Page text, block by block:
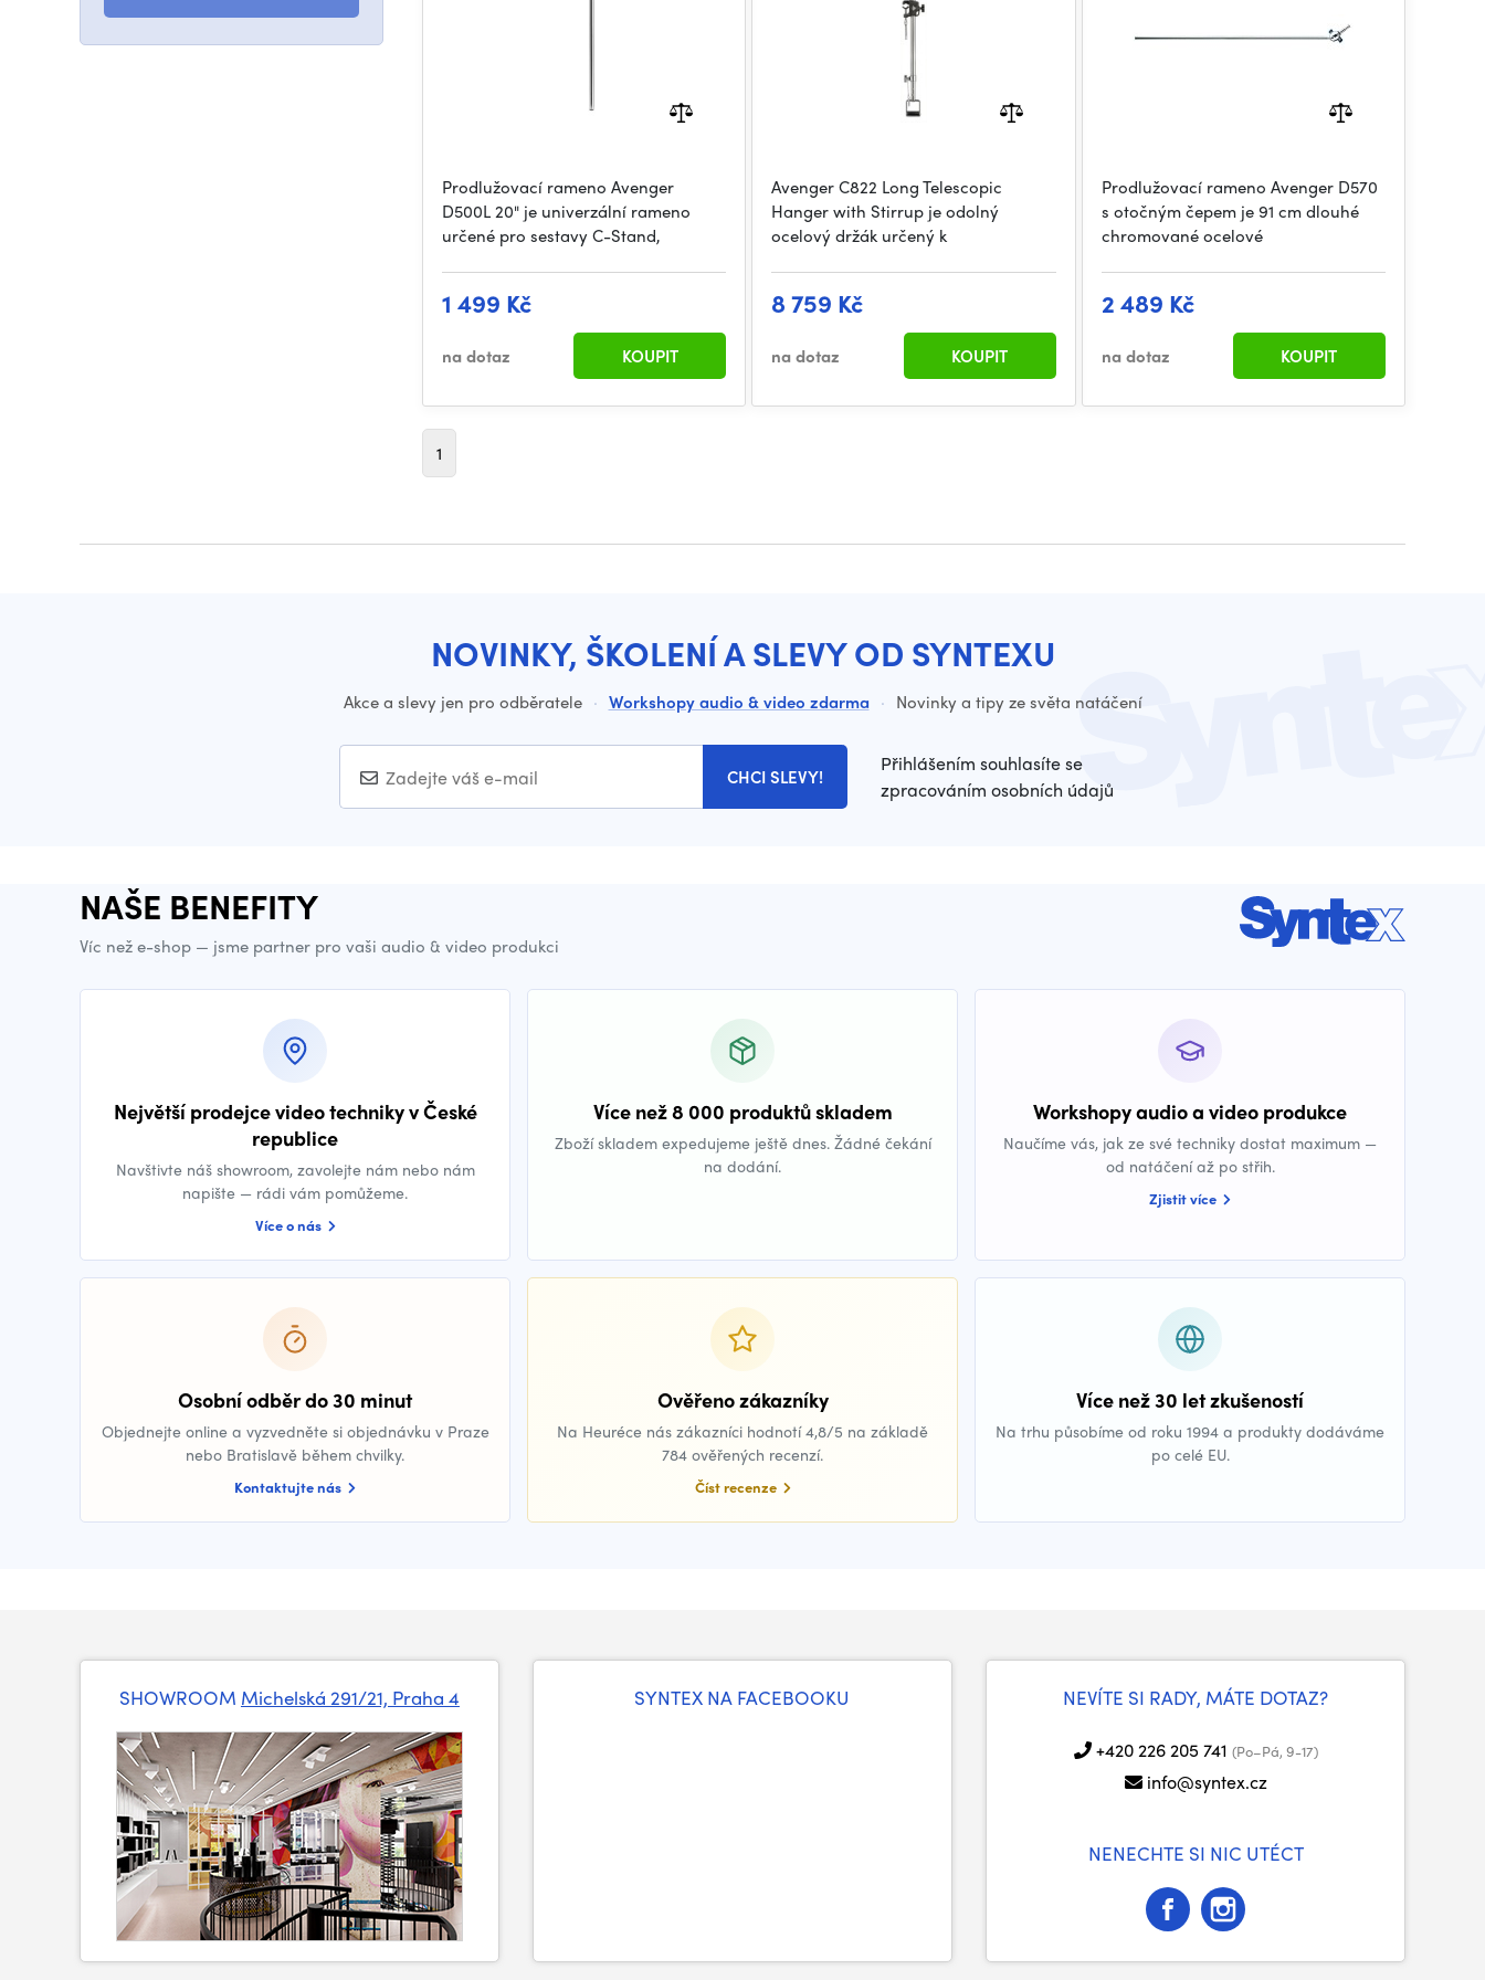
Prodlužovací rameno Avenger
D500L 20" je univerzální rameno
určené pro sestavy C-Stand,
1 499 Kč
na dotaz KOUPIT
Avenger C822 Long Telescopic
Hanger with Stirrup je odolný
ocelový držák určený k
8 759 Kč
na dotaz KOUPIT
Prodlužovací rameno Avenger D570
s otočným čepem je 91 cm dlouhé
chromované ocelové
2 489 Kč
na dotaz KOUPIT
1
NOVINKY, ŠKOLENÍ A SLEVY OD SYNTEXU
Akce a slevy jen pro odběratele · Workshopy audio & video zdarma · Novinky a tipy ze světa natáčení
CHCI SLEVY!
Přihlášením souhlasíte se
zpracováním osobních údajů
NAŠE BENEFITY
Víc než e-shop — jsme partner pro vaši audio & video produkci
Největší prodejce video techniky v České
republice
Navštivte náš showroom, zavolejte nám nebo nám
napište — rádi vám pomůžeme.
Více o nás
Více než 8 000 produktů skladem
Zboží skladem expedujeme ještě dnes. Žádné čekání
na dodání.
Workshopy audio a video produkce
Naučíme vás, jak ze své techniky dostat maximum —
od natáčení až po střih.
Zjistit více
Osobní odběr do 30 minut
Objednejte online a vyzvedněte si objednávku v Praze
nebo Bratislavě během chvilky.
Kontaktujte nás
Ověřeno zákazníky
Na Heuréce nás zákazníci hodnotí 4,8/5 na základě
784 ověřených recenzí.
Číst recenze
Více než 30 let zkušeností
Na trhu působíme od roku 1994 a produkty dodáváme
po celé EU.
SHOWROOM Michelská 291/21, Praha 4 SYNTEX NA FACEBOOKU NEVÍTE SI RADY, MÁTE DOTAZ?
+420 226 205 741 (Po–Pá, 9-17)
info@syntex.cz
NENECHTE SI NIC UTÉCT